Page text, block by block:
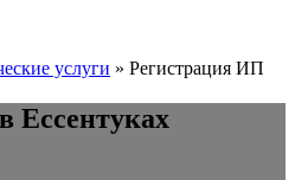
услуги » Регистрация ИП
Ессентуках